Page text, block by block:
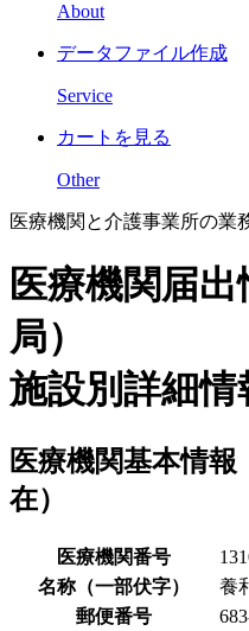
About
データファイル作成
Service
カートを見る
Other
医療機関と介護事業所の業
医療機関届
局）
施設別詳細情
医療機関基本情
在）
医療機関番号
名称（一部伏字）
養
郵便番号